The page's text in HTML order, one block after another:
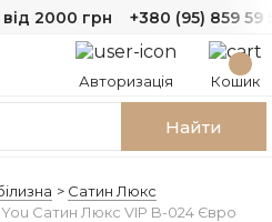
2000 грн +380 (95) 859 59
Авторизація Кошик
Найти
Сатин Люкс
You Сатин Люкс VIP B-024 Євро